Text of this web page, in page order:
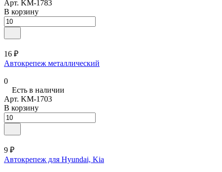
Арт. KM-1783
В корзину
16 ₽
Автокрепеж металлический
0
Есть в наличии
Арт. KM-1703
В корзину
9 ₽
Автокрепеж для Hyundai, Kia